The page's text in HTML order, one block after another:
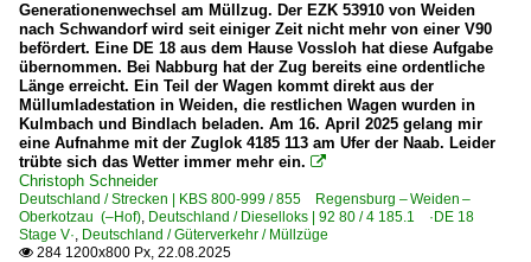
Generationenwechsel am Müllzug. Der EZK 53910 von Weiden
nach Schwandorf wird seit einiger Zeit nicht mehr von einer V90
befördert. Eine DE 18 aus dem Hause Vossloh hat diese Aufgabe
übernommen. Bei Nabburg hat der Zug bereits eine ordentliche
Länge erreicht. Ein Teil der Wagen kommt direkt aus der
Müllumladestation in Weiden, die restlichen Wagen wurden in
Kulmbach und Bindlach beladen. Am 16. April 2025 gelang mir
eine Aufnahme mit der Zuglok 4185 113 am Ufer der Naab. Leider
trübte sich das Wetter immer mehr ein. 
Christoph Schneider
Deutschland / Strecken | KBS 800-999 / 855 Regensburg – Weiden –
Oberkotzau (–Hof), Deutschland / Dieselloks | 92 80 / 4 185.1 ·DE 18
Stage V·, Deutschland / Güterverkehr / Müllzüge
 284 1200x800 Px, 22.08.2025